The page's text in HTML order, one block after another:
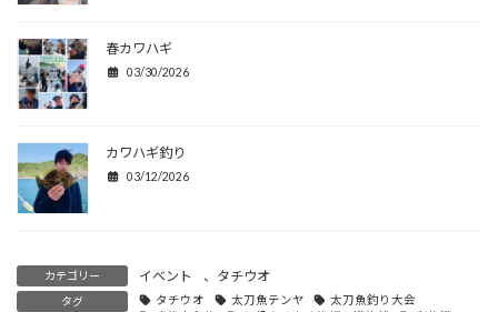
春カワハギ
03/30/2026
カワハギ釣り
03/12/2026
カテゴリー イベント 、 タチウオ
タグ タチウオ 太刀魚テンヤ
太刀魚釣り大会